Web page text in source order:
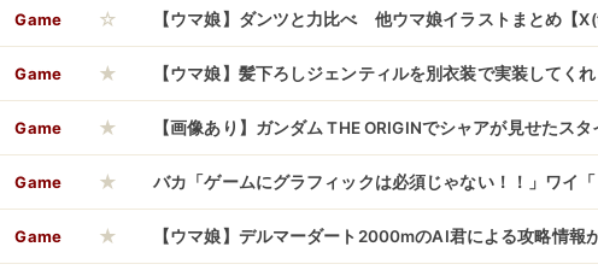
ん」←なんで？
Game ☆ 【ウマ娘】ダンツと力比べ 他ウマ娘イラストまとめ【
Game ★ 【ウマ娘】髪下ろしジェンティルを別衣装で実装してくれ
Game ★ 【画像あり】ガンダム THE ORIGINでシャアが見せたスタ
過ぎるシャア専用ザクIIからの脱出方法がこちらｗｗｗｗ
Game ★ バカ「ゲームにグラフィックは必須じゃない！！」ワイ
ベーダーゲームでも売れるってのか？」
Game ★ 【ウマ娘】デルマーダート2000mのAI君による攻略情報